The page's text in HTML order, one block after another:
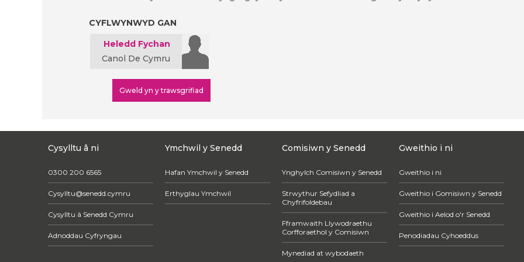
CYFLWYNWYD GAN
Heledd Fychan
Canol De Cymru
Gweld yn y trawsgrifiad
Cysylltu â ni
0300 200 6565
Cysylltu@senedd.cymru
Cysylltu â Senedd Cymru
Adnoddau Cyfryngau
Ymchwil y Senedd
Hafan Ymchwil y Senedd
Erthyglau Ymchwil
Comisiwn y Senedd
Ynghylch Comisiwn y Senedd
Strwythur Sefydliad a
Chyfrifoldebau
Fframwaith Llywodraethu
Corfforaethol y Comisiwn
Mynediad at wybodaeth
Gweithio i ni
Gweithio i ni
Gweithio i Gomisiwn y Senedd
Gweithio i Aelod o'r Senedd
Penodiadau Cyhoeddus